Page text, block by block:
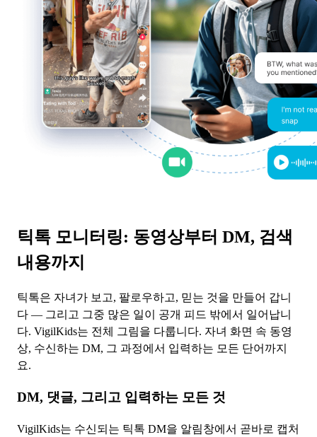
틱톡 모니터링: 동영상부터 DM, 검색
내용까지
틱톡은 자녀가 보고, 팔로우하고, 믿는 것을 만들어 갑니
다 — 그리고 그중 많은 일이 공개 피드 밖에서 일어납니
다. VigilKids는 전체 그림을 다룹니다. 자녀 화면 속 동영
상, 수신하는 DM, 그 과정에서 입력하는 모든 단어까지
요.
DM, 댓글, 그리고 입력하는 모든 것
VigilKids는 수신되는 틱톡 DM을 알림창에서 곧바로 캡처